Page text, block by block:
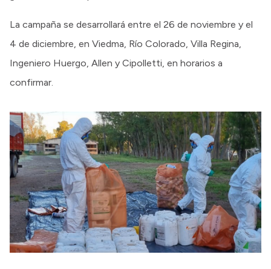
La campaña se desarrollará entre el 26 de noviembre y el
4 de diciembre, en Viedma, Río Colorado, Villa Regina,
Ingeniero Huergo, Allen y Cipolletti, en horarios a
confirmar.